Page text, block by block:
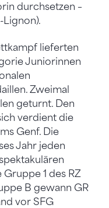
durchsetzen –
Lignon).
lieferten
Juniorinnen
Zweimal
geturnt. Den
verdient die
Genf. Die
Jahr jeden
1 des RZ
B gewann GR
vor SFG